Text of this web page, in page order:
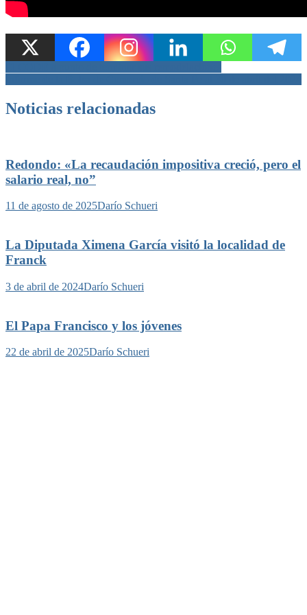
Navegación
de
entradas
Noticias relacionadas
Redondo: «La recaudación impositiva creció, pero el
salario real, no”
11 de agosto de 2025Darío Schueri
La Diputada Ximena García visitó la localidad de
Franck
3 de abril de 2024Darío Schueri
El Papa Francisco y los jóvenes
22 de abril de 2025Darío Schueri